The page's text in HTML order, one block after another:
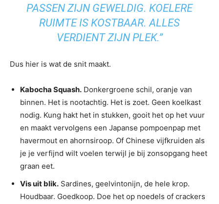
PASSEN ZIJN GEWELDIG. KOELERE
RUIMTE IS KOSTBAAR. ALLES
VERDIENT ZIJN PLEK.”
Dus hier is wat de snit maakt.
Kabocha Squash. Donkergroene schil, oranje van
binnen. Het is nootachtig. Het is zoet. Geen koelkast
nodig. Kung hakt het in stukken, gooit het op het vuur
en maakt vervolgens een Japanse pompoenpap met
havermout en ahornsiroop. Of Chinese vijfkruiden als
je je verfijnd wilt voelen terwijl je bij zonsopgang heet
graan eet.
Vis uit blik. Sardines, geelvintonijn, de hele krop.
Houdbaar. Goedkoop. Doe het op noedels of crackers